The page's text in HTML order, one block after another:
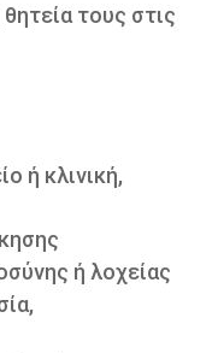
τους στις
ή κλινική,
ή λοχείας